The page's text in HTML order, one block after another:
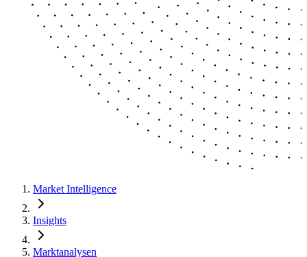
Market Intelligence
Insights
Marktanalysen